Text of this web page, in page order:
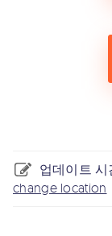
업데이트
change location